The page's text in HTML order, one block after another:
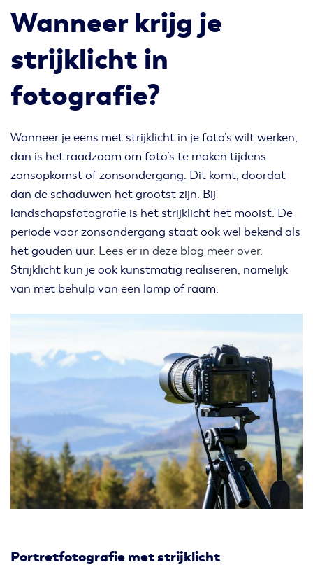
Wanneer krijg je
strijklicht in
fotografie?
Wanneer je eens met strijklicht in je foto’s wilt werken,
dan is het raadzaam om foto’s te maken tijdens
zonsopkomst of zonsondergang. Dit komt, doordat
dan de schaduwen het grootst zijn. Bij
landschapsfotografie is het strijklicht het mooist. De
periode voor zonsondergang staat ook wel bekend als
het gouden uur. Lees er in deze blog meer over.
Strijklicht kun je ook kunstmatig realiseren, namelijk
van met behulp van een lamp of raam.
Portretfotografie met strijklicht